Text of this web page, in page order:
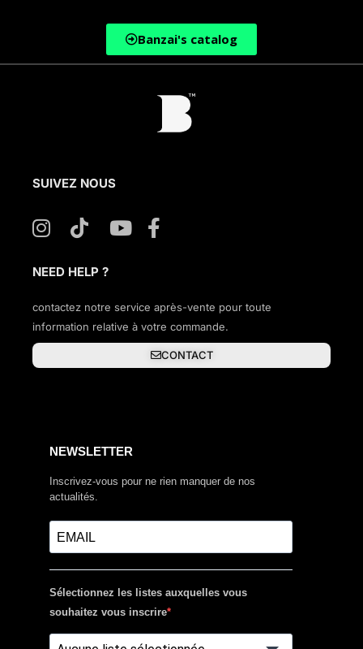
Banzai's catalog
SUIVEZ NOUS
NEED HELP ?
contactez notre service après-vente pour toute
information relative à votre commande.
CONTACT
NEWSLETTER
Inscrivez-vous pour ne rien manquer de nos
actualités.
Sélectionnez les listes auxquelles vous
souhaitez vous inscrire